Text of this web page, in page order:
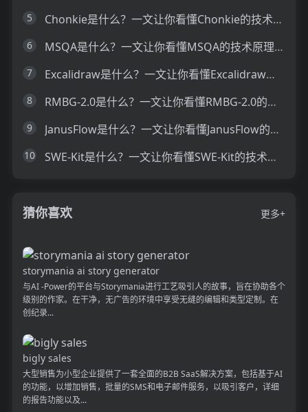
5 Chonkie是什么？一文让你看懂Chonkie的技术原理、主要功能、应用场景
6 MSQA是什么？一文让你看懂MSQA的技术原理、主要功能、应用场景
7 Excalidraw是什么？一文让你看懂Excalidraw的技术原理、主要功能、应用场景
8 RMBG-2.0是什么？一文让你看懂RMBG-2.0的技术原理、主要功能、应用场景
9 JanusFlow是什么？一文让你看懂JanusFlow的技术原理、主要功能、应用场景
10 SWE-Kit是什么？一文让你看懂SWE-Kit的技术原理、主要功能、应用场景
猜你喜欢 更多+
storymania ai story generator
与AI -Power的平台与Storymania进行工艺吸引人的故事，旨在协助各个
级别的作家。在干净，无广告的环境中享受无缝的编辑和类型定制。在
创纪录...
bigly sales
大型销售为小型企业提供了一套全面的B2B SaaS解决方案，包括基于AI
的功能，以增加销售，批量的SMS和电子邮件服务，以吸引客户，详细
的报告功能以及...